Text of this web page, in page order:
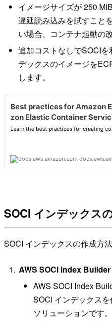
イメージサイズが 250
遅延読み込みを試すこと
い場合、コンテナ起動の
追加コストなしでSOCI
デックスのイメージを
します。
SOCI インデックス
SOCI インデックスの作成方
AWS SOCI Index Builder
AWS SOCI Index
SOCI インデックス
ソリューションです。